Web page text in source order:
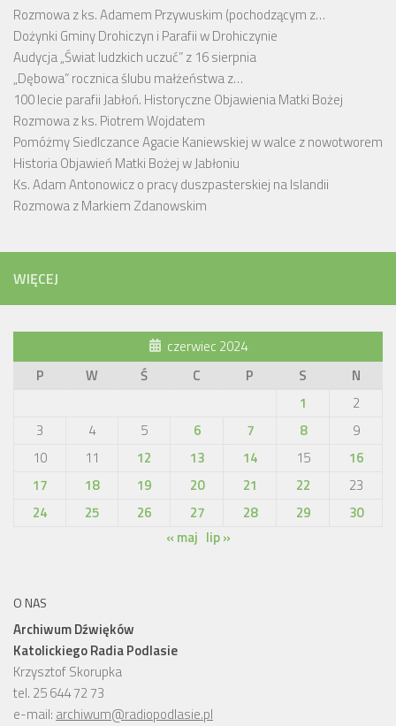
Rozmowa z ks. Adamem Przywuskim (pochodzącym z…
Dożynki Gminy Drohiczyn i Parafii w Drohiczynie
Audycja „Świat ludzkich uczuć” z 16 sierpnia
„Dębowa” rocznica ślubu małżeństwa z…
100 lecie parafii Jabłoń. Historyczne Objawienia Matki Bożej
Rozmowa z ks. Piotrem Wojdatem
Pomóżmy Siedlczance Agacie Kaniewskiej w walce z nowotworem
Historia Objawień Matki Bożej w Jabłoniu
Ks. Adam Antonowicz o pracy duszpasterskiej na Islandii
Rozmowa z Markiem Zdanowskim
WIĘCEJ
czerwiec 2024
P
W Ś C P S
N
1
2
3
4 5 6 7 8
9
10
11 12 13 14 15
16
17
18 19 20 21 22
23
24
25 26 27 28 29
30
« maj lip »
O NAS
Archiwum Dźwięków
Katolickiego Radia Podlasie
Krzysztof Skorupka
tel. 25 644 72 73
e-mail: archiwum@radiopodlasie.pl